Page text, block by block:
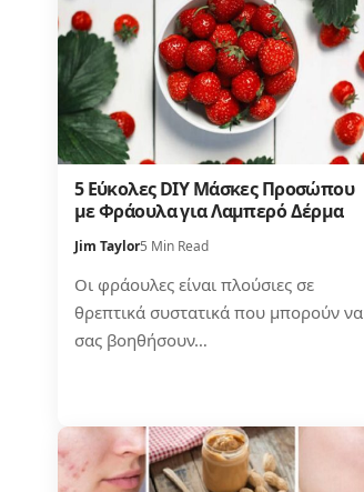
5 Εύκολες DIY Μάσκες Προσώπου
με Φράουλα για Λαμπερό Δέρμα
Jim Taylor5 Min Read
Οι φράουλες είναι πλούσιες σε
θρεπτικά συστατικά που μπορούν να
σας βοηθήσουν…